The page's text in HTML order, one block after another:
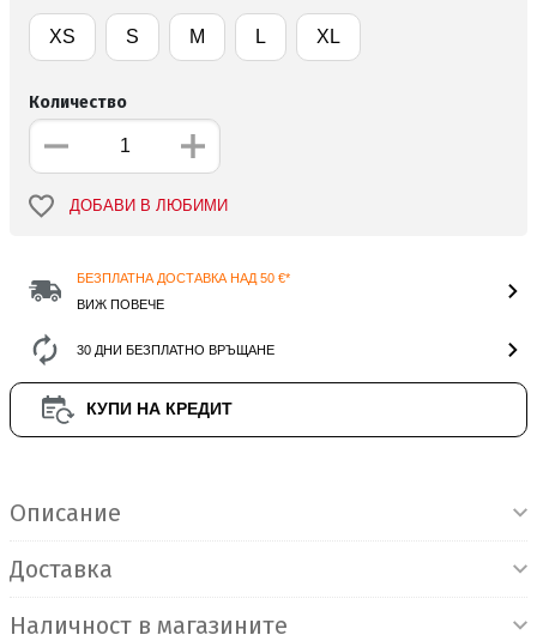
XS S M L XL
Количество
ДОБАВИ В ЛЮБИМИ
БЕЗПЛАТНА ДОСТАВКА НАД 50 €*
ВИЖ ПОВЕЧЕ
30 ДНИ БЕЗПЛАТНО ВРЪЩАНЕ
КУПИ НА КРЕДИТ
Описание
Доставка
Наличност в магазините